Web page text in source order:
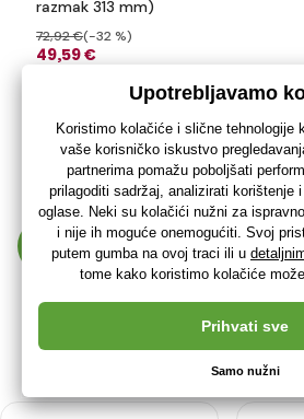
razmak 313 mm)
49,59 €
72,92 €(-32 %)
+ 49 bodova
Šaljemo u roku do 48 sati(U vas 14.08.)
Prikaži još 30 proizvoda